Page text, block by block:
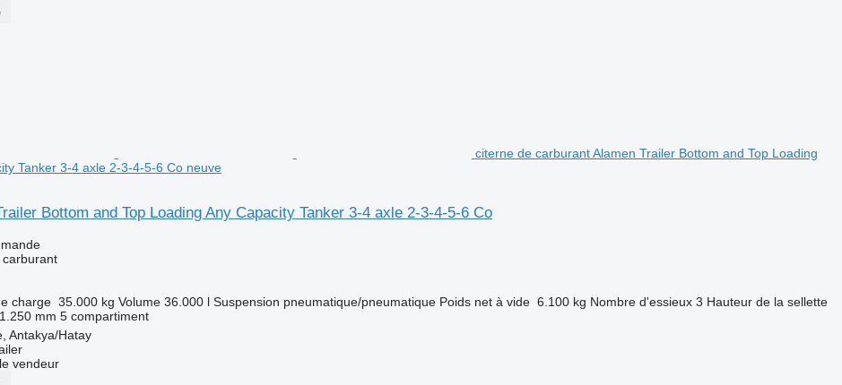
citerne de carburant Alamen Trailer Bottom and Top Loading
Tanker 3-4 axle 2-3-4-5-6 Co neuve
Bottom and Top Loading Any Capacity Tanker 3-4 axle 2-3-4-5-6 Co
charge 35.000 kg Volume 36.000 l Suspension pneumatique/pneumatique Poids net à vide 6.100 kg Nombre d'essieux 3 Hauteur de la sellette
1.250 mm 5 compartiment
Antakya/Hatay
vendeur